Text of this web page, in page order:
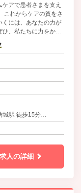
ケアで患者さまを支え
これからケアの質をさ
くには、あなたの力が
、私たちに力をかし
城駅 徒歩15分
神宮前駅より送迎バ
人の詳細